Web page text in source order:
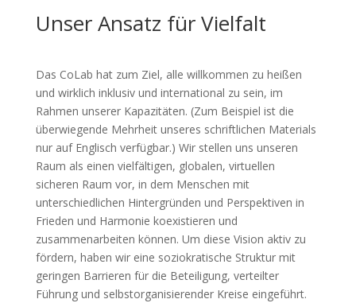
Unser Ansatz für Vielfalt
Das CoLab hat zum Ziel, alle willkommen zu heißen
und wirklich inklusiv und international zu sein, im
Rahmen unserer Kapazitäten. (Zum Beispiel ist die
überwiegende Mehrheit unseres schriftlichen Materials
nur auf Englisch verfügbar.) Wir stellen uns unseren
Raum als einen vielfältigen, globalen, virtuellen
sicheren Raum vor, in dem Menschen mit
unterschiedlichen Hintergründen und Perspektiven in
Frieden und Harmonie koexistieren und
zusammenarbeiten können. Um diese Vision aktiv zu
fördern, haben wir eine soziokratische Struktur mit
geringen Barrieren für die Beteiligung, verteilter
Führung und selbstorganisierender Kreise eingeführt.